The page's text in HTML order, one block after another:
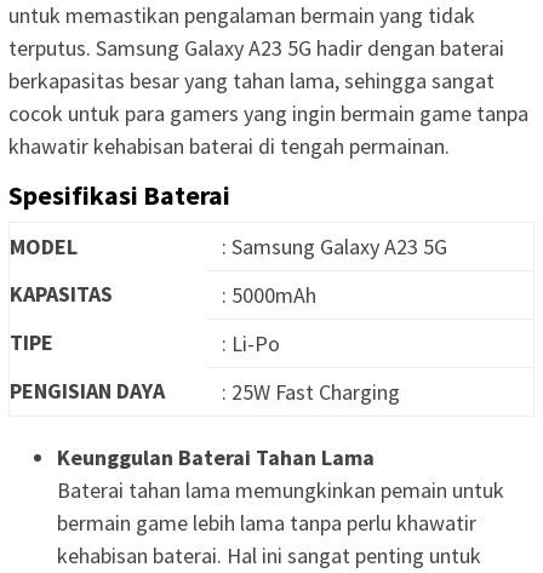
untuk memastikan pengalaman bermain yang tidak
terputus. Samsung Galaxy A23 5G hadir dengan baterai
berkapasitas besar yang tahan lama, sehingga sangat
cocok untuk para gamers yang ingin bermain game tanpa
khawatir kehabisan baterai di tengah permainan.
Spesifikasi Baterai
MODEL
: Samsung Galaxy A23 5G
KAPASITAS
: 5000mAh
TIPE
: Li-Po
PENGISIAN DAYA
: 25W Fast Charging
Keunggulan Baterai Tahan Lama
Baterai tahan lama memungkinkan pemain untuk
bermain game lebih lama tanpa perlu khawatir
kehabisan baterai. Hal ini sangat penting untuk